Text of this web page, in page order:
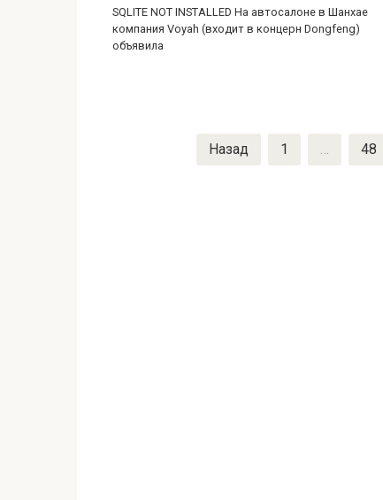
SQLITE NOT INSTALLED На автосалоне в Шанхае
компания Voyah (входит в концерн Dongfeng)
объявила
Назад 1 … 48